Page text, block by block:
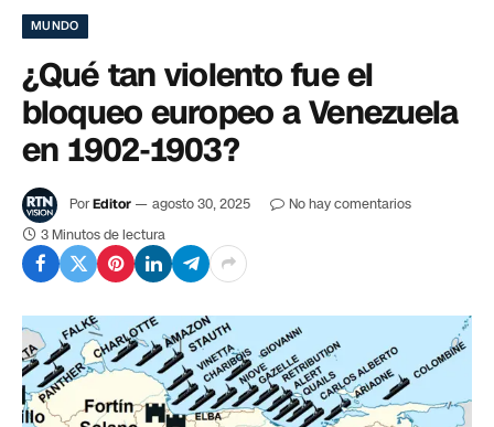
MUNDO
¿Qué tan violento fue el
bloqueo europeo a Venezuela
en 1902-1903?
PorEditor agosto 30, 2025
No hay comentarios
3 Minutos de lectura